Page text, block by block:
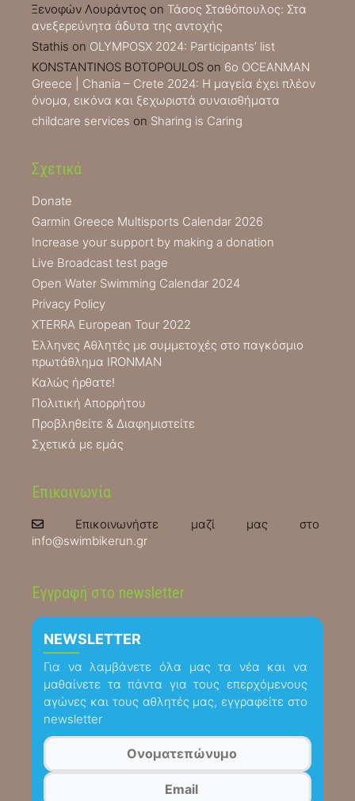
Ξενοφών Λουράντος on Τάσος Σταθόπουλος: Στα
ανεξερεύνητα άδυτα της αντοχής
Stathis on OLYMPOSX 2024: Participants’ list
KONSTANTINOS BOTOPOULOS on 6ο OCEANMAN
Greece | Chania – Crete 2024: Η μαγεία έχει πλέον
όνομα, εικόνα και ξεχωριστά συναισθήματα
childcare services on Sharing is Caring
Σχετικά
Donate
Garmin Greece Multisports Calendar 2026
Increase your support by making a donation
Live Broadcast test page
Open Water Swimming Calendar 2024
Privacy Policy
XTERRA European Tour 2022
Έλληνες Αθλητές με συμμετοχές στο παγκόσμιο
πρωτάθλημα IRONMAN
Καλώς ήρθατε!
Πολιτική Απορρήτου
Προβληθείτε & Διαφημιστείτε
Σχετικά με εμάς
Επικοινωνία
Επικοινωνήστε μαζί μας στο
info@swimbikerun.gr
Εγγραφή στο newsletter
NEWSLETTER
Για να λαμβάνετε όλα μας τα νέα και να
μαθαίνετε τα πάντα για τους επερχόμενους
αγώνες και τους αθλητές μας, εγγραφείτε στο
newsletter